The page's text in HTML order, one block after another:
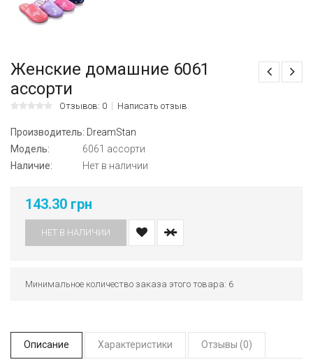
Женские домашние 6061
ассорти
Отзывов: 0 Написать отзыв
Производитель: DreamStan
Модель:
6061 ассорти
Наличие:
Нет в наличии
143.30 грн
НЕТ В НАЛИЧИИ
Минимальное количество заказа этого товара: 6
Описание Характеристики Отзывы (0)